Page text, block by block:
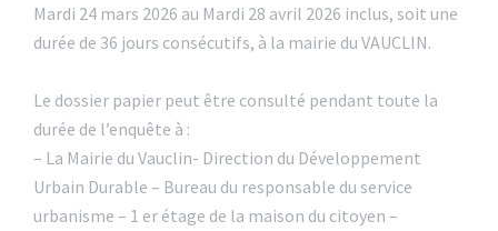
Mardi 24 mars 2026 au Mardi 28 avril 2026 inclus, soit une
durée de 36 jours consécutifs, à la mairie du VAUCLIN.
Le dossier papier peut être consulté pendant toute la
durée de l’enquête à :
– La Mairie du Vauclin- Direction du Développement
Urbain Durable – Bureau du responsable du service
urbanisme – 1 er étage de la maison du citoyen –